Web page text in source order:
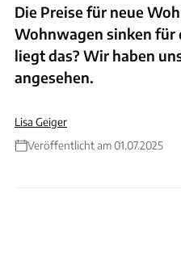
Die Preise für neue
Wohnwagen sinken für
liegt das? Wir haben
angesehen.
Lisa Geiger
Veröffentlicht am 01.07.2025